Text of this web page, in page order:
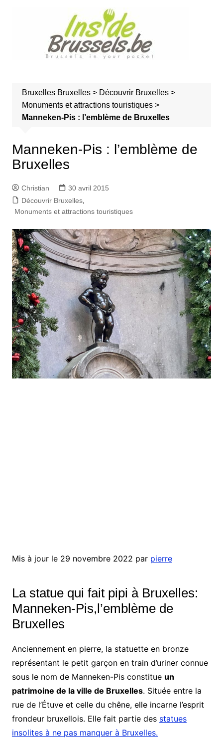
Bruxelles Bruxelles> Découvrir Bruxelles>
Monuments et attractions touristiques>
Manneken-Pis : l’emblème de Bruxelles
Manneken-Pis : l’emblème de
Bruxelles
Christian
30 avril 2015
Découvrir Bruxelles,
Monuments et attractions touristiques
Mis à jour le 29 novembre 2022 par pierre
La statue qui fait pipi à Bruxelles:
Manneken-Pis,l’emblème de
Bruxelles
Anciennement en pierre, la statuette en bronze
représentant le petit garçon en train d’uriner connue
sous le nom de Manneken-Pis constitue un
patrimoine de la ville de Bruxelles. Située entre la
rue de l’Étuve et celle du chêne, elle incarne l’esprit
frondeur bruxellois. Elle fait partie des statues
insolites à ne pas manquer à Bruxelles.